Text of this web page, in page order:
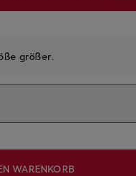
größer.
WARENKORB